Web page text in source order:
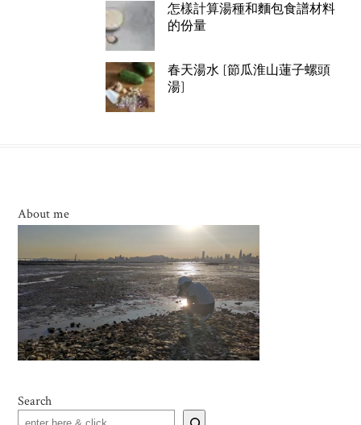
怎樣計算湯種和麵包食譜材料
的份量
春天湯水 [節瓜淮山蓮子螺頭
湯]
About me
Search